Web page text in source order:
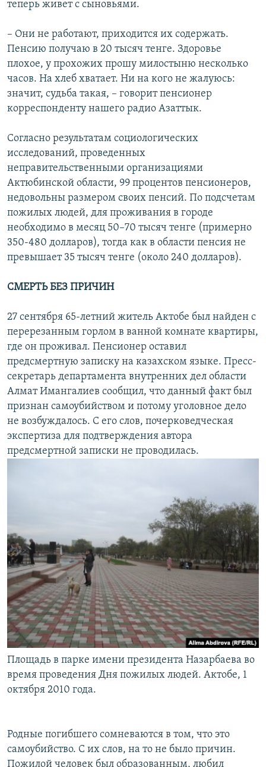
теперь живет с сыновьями.
– Они не работают, приходится их содержать.
Пенсию получаю в 20 тысяч тенге. Здоровье
плохое, у прохожих прошу милостыню несколько
часов. На хлеб хватает. Ни на кого не жалуюсь:
значит, судьба такая, – говорит пенсионер
корреспонденту нашего радио Азаттык.
Согласно результатам социологических
исследований, проведенных
неправительственными организациями
Актюбинской области, 99 процентов пенсионеров,
недовольны размером своих пенсий. По подсчетам
пожилых людей, для проживания в городе
необходимо в месяц 50–70 тысяч тенге (примерно
350-480 долларов), тогда как в области пенсия не
превышает 35 тысяч тенге (около 240 долларов).
СМЕРТЬ БЕЗ ПРИЧИН
27 сентября 65-летний житель Актобе был найден с
перерезанным горлом в ванной комнате квартиры,
где он проживал. Пенсионер оставил
предсмертную записку на казахском языке. Пресс-
секретарь департамента внутренних дел области
Алмат Имангалиев сообщил, что данный факт был
признан самоубийством и потому уголовное дело
не возбуждалось. С его слов, почерковедческая
экспертиза для подтверждения автора
предсмертной записки не проводилась.
Площадь в парке имени президента Назарбаева во
время проведения Дня пожилых людей. Актобе, 1
октября 2010 года.
Родные погибшего сомневаются в том, что это
самоубийство. С их слов, на то не было причин.
Пожилой человек был образованным, любил